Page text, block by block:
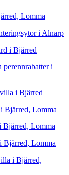
Lomma
i Alnarp
i Bjärred
perennrabatter i
i Bjärred
Bjärred, Lomma
Bjärred, Lomma
Bjärred, Lomma
i Bjärred,